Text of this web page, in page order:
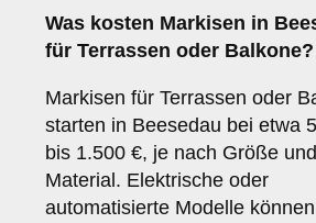
Was kosten Markisen in
für Terrassen oder Balkone?
Markisen für Terrassen oder
starten in Beesedau bei etwa
bis 1.500 €, je nach Größe und
Material. Elektrische oder
automatisierte Modelle